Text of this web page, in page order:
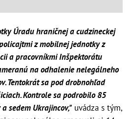
Úradu hraničnej a cudzineckej
z mobilnej jednotky z
a pracovníkmi Inšpektorátu
na odhalenie nelegálneho
Tentokrát sa pod drobnohľad
Kontrole sa podrobilo 85
sedem Ukrajincov," uvádza s tým,